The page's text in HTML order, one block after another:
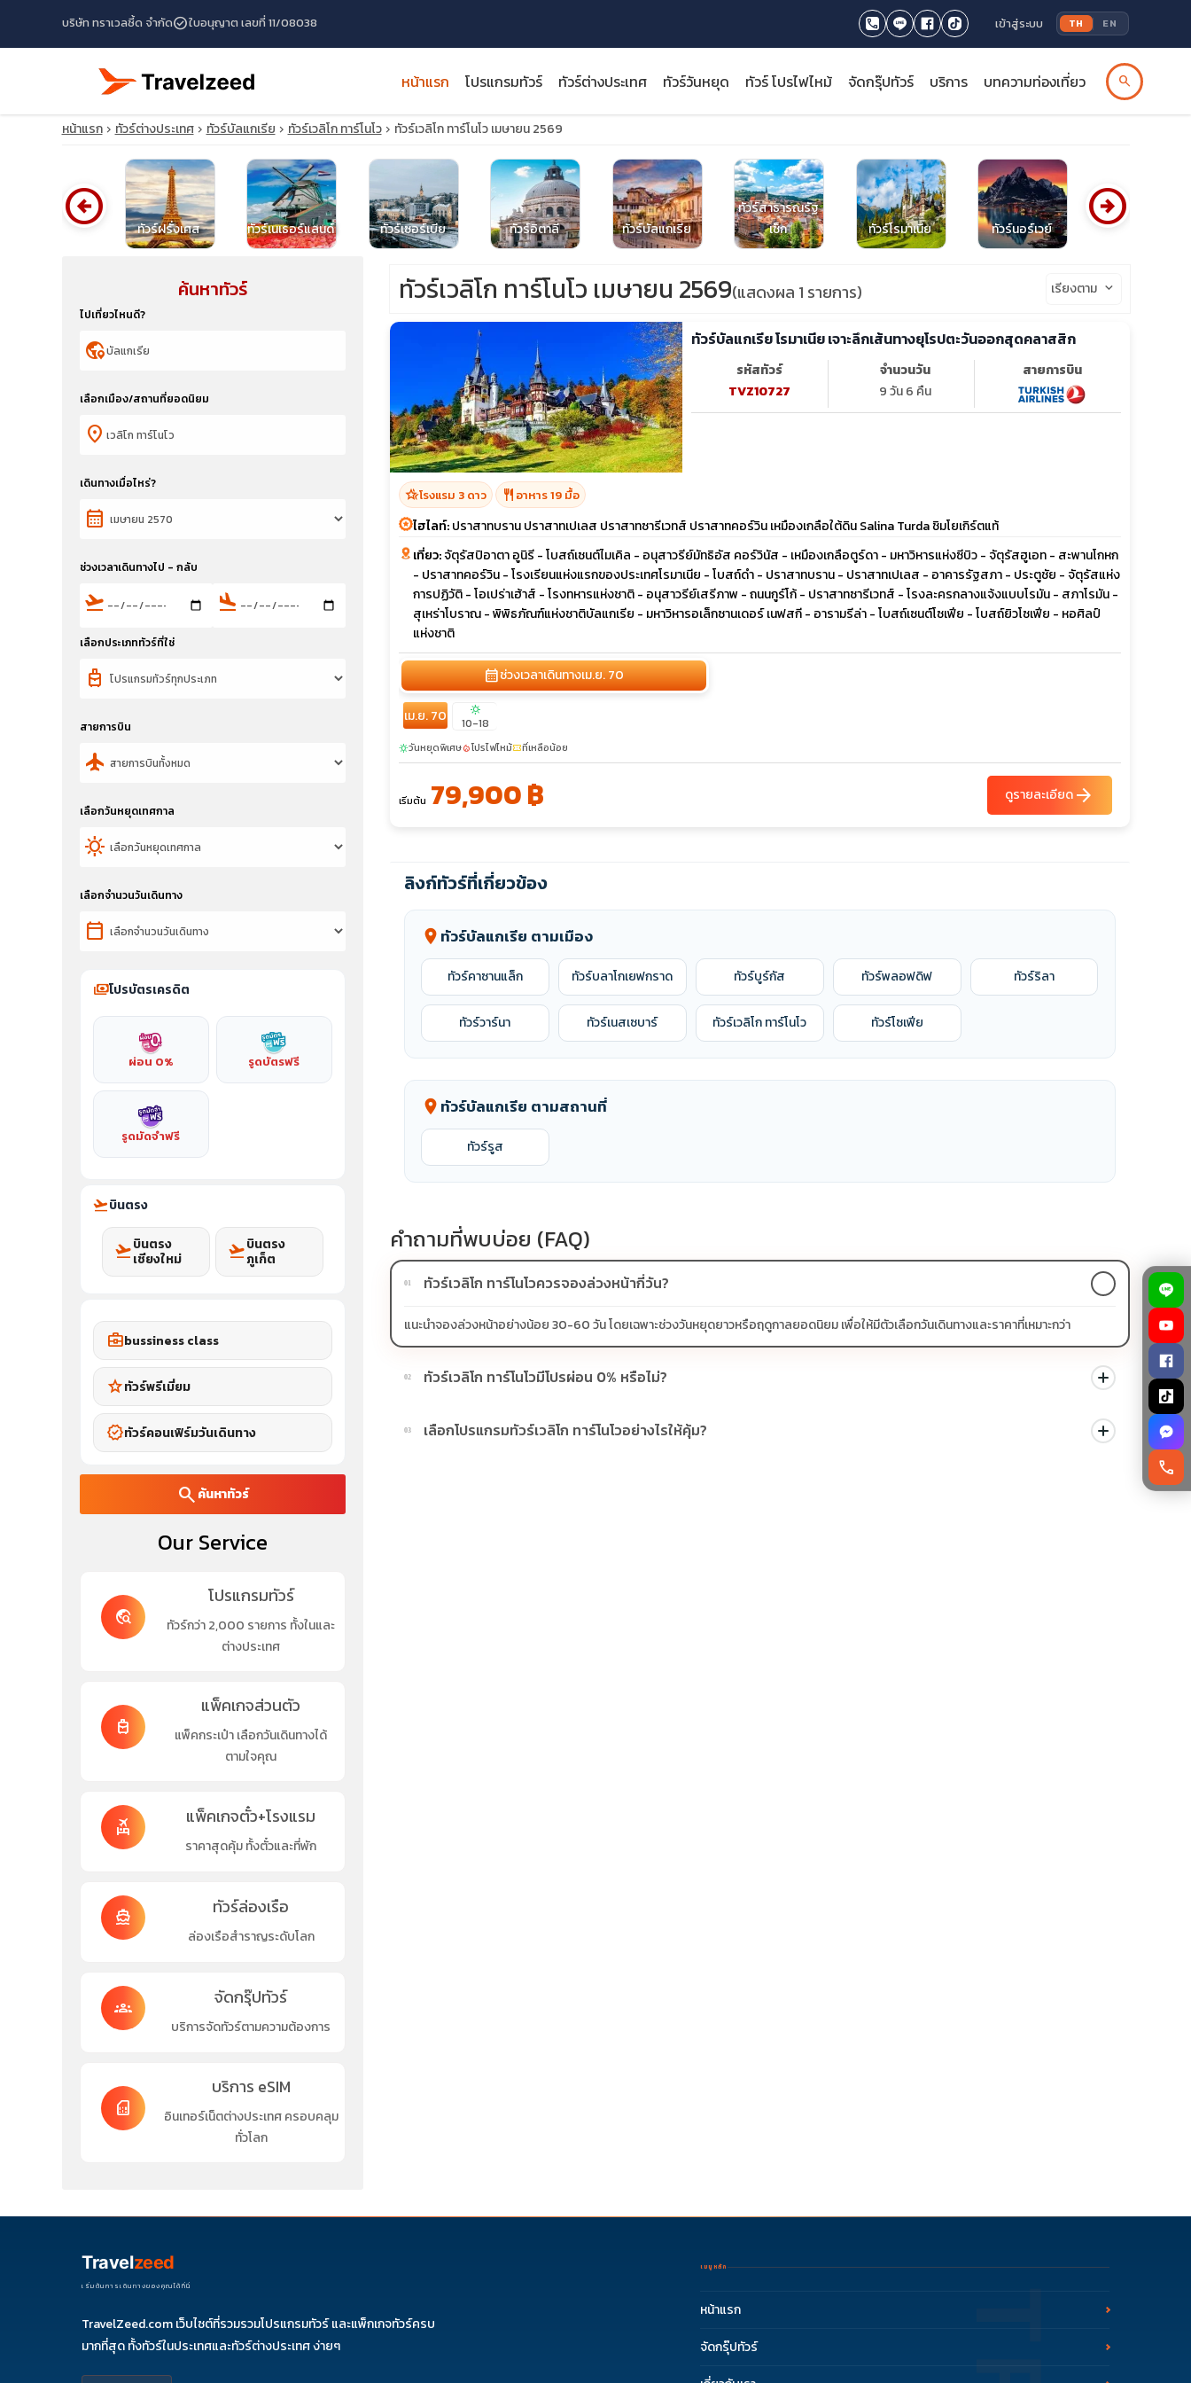
บริษัท ทราเวลซี้ด จำกัดcheck_circleใบอนุญาต เลขที่ 11/08038 เข้าสู่ระบบ TH EN
หน้าแรก โปรแกรมทัวร์ ทัวร์ต่างประเทศ ทัวร์วันหยุด ทัวร์ โปรไฟไหม้ จัดกรุ๊ปทัวร์ บริการ บทความท่องเที่ยว search
close
หน้าแรก ทัวร์ต่างประเทศ ทัวร์บัลแกเรีย ทัวร์เวลิโก ทาร์โนโว ทัวร์เวลิโก ทาร์โนโว เมษายน 2569
ทัวร์นอร์เวย์ ทัวร์ฝรั่งเศส ทัวร์เนเธอร์แลนด์ ทัวร์เซอร์เบีย ทัวร์อิตาลี ทัวร์บัลแกเรีย
ทัวร์สาธารณรัฐ
เช็ก
ทัวร์โรมาเนีย ทัวร์นอร์เวย์ ทัวร์ฝรั่งเศส
arrow_circle_left arrow_circle_right
ค้นหาทัวร์
ไปเที่ยวไหนดี?
globe_location_pin
เลือกเมือง/สถานที่ยอดนิยม
location_on
เดินทางเมื่อไหร่?
calendar_month
ช่วงเวลาเดินทางไป - กลับ
flight_takeoff flight_land
เลือกประเภททัวร์ที่ใช่
travel_luggage_and_bags
สายการบิน
flight
เลือกวันหยุดเทศกาล
sunny
เลือกจำนวนวันเดินทาง
calendar_today
paymentsโปรบัตรเครดิต
ผ่อน 0% รูดบัตรฟรี
รูดมัดจำฟรี
flight_takeoffบินตรง
flight_takeoffบินตรง
เชียงใหม่
flight_takeoffบินตรง
ภูเก็ต
business_centerbussiness class
starทัวร์พรีเมี่ยม
verifiedทัวร์คอนเฟิร์มวันเดินทาง
search ค้นหาทัวร์
Our Service
travel_explore
โปรแกรมทัวร์
ทัวร์กว่า 2,000 รายการ ทั้งในและ
ต่างประเทศ
travel_luggage_and_bags
แพ็คเกจส่วนตัว
แพ็คกระเป๋า เลือกวันเดินทางได้
ตามใจคุณ
flights_and_hotels แพ็คเกจตั๋ว+โรงแรม
ราคาสุดคุ้ม ทั้งตั๋วและที่พัก
directions_boat ทัวร์ล่องเรือ
ล่องเรือสำราญระดับโลก
groups จัดกรุ๊ปทัวร์
บริการจัดทัวร์ตามความต้องการ
sim_card
บริการ eSIM
อินเทอร์เน็ตต่างประเทศ ครอบคลุม
ทั่วโลก
ทัวร์เวลิโก ทาร์โนโว เมษายน 2569(แสดงผล 1 รายการ) เรียงตาม keyboard_arrow_down
ทัวร์บัลแกเรีย โรมาเนีย เจาะลึกเส้นทางยุโรปตะวันออกสุดคลาสสิก
รหัสทัวร์
TVZ10727
จำนวนวัน
9 วัน 6 คืน
สายการบิน
hotel_classโรงแรม 3 ดาว restaurant อาหาร 19 มื้อ
ไฮไลท์:ปราสาทบราน ปราสาทเปเลส ปราสาทซารีเวทส์ ปราสาทคอร์วิน เหมืองเกลือใต้ดิน Salina Turda ชิมโยเกิร์ตแท้
เที่ยว:จัตุรัสปิอาตา อูนิรี - โบสถ์เซนต์ไมเคิล - อนุสาวรีย์มัทธิอัส คอร์วินัส - เหมืองเกลือตูร์ดา - มหาวิหารแห่งซีบิว - จัตุรัสฮูเอท - สะพานโกหก
- ปราสาทคอร์วิน - โรงเรียนแห่งแรกของประเทศโรมาเนีย - โบสถ์ดำ - ปราสาทบราน - ปราสาทเปเลส - อาคารรัฐสภา - ประตูชัย - จัตุรัสแห่ง
การปฏิวัติ - โอเปร่าเฮ้าส์ - โรงทหารแห่งชาติ - อนุสาวรีย์เสรีภาพ - ถนนกูร์โก้ - ปราสาทซารีเวทส์ - โรงละครกลางแจ้งแบบโรมัน - สภาโรมัน -
สุเหร่าโบราณ - พิพิธภัณฑ์แห่งชาติบัลแกเรีย - มหาวิหารอเล็กซานเดอร์ เนฟสกี - อารามรีล่า - โบสถ์เซนต์โซเฟีย - โบสถ์ยิวโซเฟีย - หอศิลป์
แห่งชาติ
calendar_monthช่วงเวลาเดินทางเม.ย. 70
เม.ย. 70 sunny
10-18
sunnyวันหยุดพิเศษlocal_fire_departmentโปรไฟไหม้confirmation_numberที่เหลือน้อย
เริ่มต้น 79,900 ฿ ดูรายละเอียดarrow_forward
ลิงก์ทัวร์ที่เกี่ยวข้อง
location_on ทัวร์บัลแกเรีย ตามเมือง
ทัวร์คาซานแล็ก ทัวร์บลาโกเยฟกราด ทัวร์บูร์กัส ทัวร์พลอฟดิฟ ทัวร์ริลา
ทัวร์วาร์นา ทัวร์เนสเซบาร์ ทัวร์เวลิโก ทาร์โนโว ทัวร์โซเฟีย
location_on ทัวร์บัลแกเรีย ตามสถานที่
ทัวร์รูส
คำถามที่พบบ่อย (FAQ)
01 ทัวร์เวลิโก ทาร์โนโวควรจองล่วงหน้ากี่วัน?
แนะนำจองล่วงหน้าอย่างน้อย 30-60 วัน โดยเฉพาะช่วงวันหยุดยาวหรือฤดูกาลยอดนิยม เพื่อให้มีตัวเลือกวันเดินทางและราคาที่เหมาะกว่า
02 ทัวร์เวลิโก ทาร์โนโวมีโปรผ่อน 0% หรือไม่?
บางโปรแกรมมีโปรผ่อน 0% หรือโปรโมชั่นบัตรเครดิตตามเงื่อนไขที่บริษัทกำหนด สามารถดูสัญลักษณ์โปรโมชั่นในรายการทัวร์แต่ละรายการได้
03 เลือกโปรแกรมทัวร์เวลิโก ทาร์โนโวอย่างไรให้คุ้ม?
call
Travelzeed
เริ่มต้นการเดินทางของคุณได้ที่นี่
TravelZeed.com เว็บไซต์ที่รวมรวมโปรแกรมทัวร์ และแพ็กเกจทัวร์ครบ
มากที่สุด ทั้งทัวร์ในประเทศและทัวร์ต่างประเทศ ง่ายๆ
เมนูหลัก
หน้าแรก
จัดกรุ๊ปทัวร์